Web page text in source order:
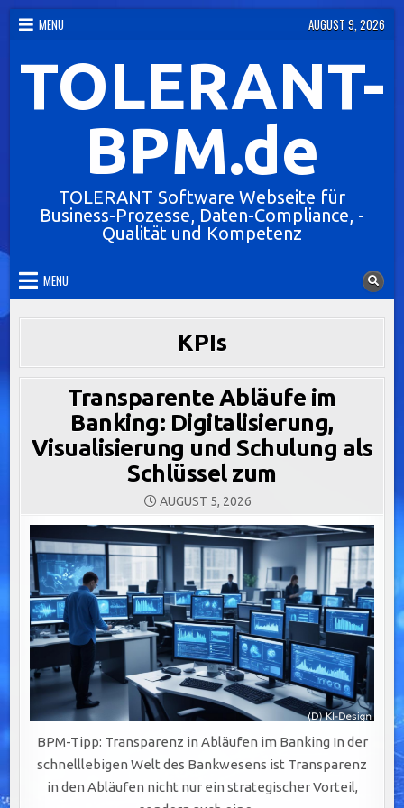
Skip
content
MENU AUGUST 9, 2026
TOLERANT-
BPM.de
TOLERANT Software Webseite für
Business-Prozesse, Daten-Compliance, -
Qualität und Kompetenz
MENU
KPIs
Transparente Abläufe im
Banking: Digitalisierung,
Visualisierung und Schulung als
Schlüssel zum
AUGUST 5, 2026
BPM-Tipp: Transparenz in Abläufen im Banking In der
schnelllebigen Welt des Bankwesens ist Transparenz
in den Abläufen nicht nur ein strategischer Vorteil,